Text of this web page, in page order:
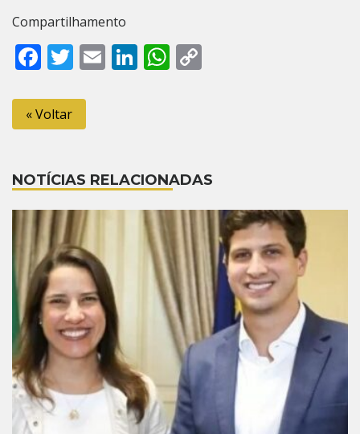
Compartilhamento
Facebook
Twitter
EmailLinkedIn
WhatsApp
« Voltar
NOTÍCIAS RELACIONADAS